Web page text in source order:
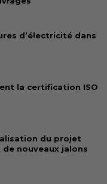
d’électricité dans
la certification ISO
du projet
nouveaux jalons